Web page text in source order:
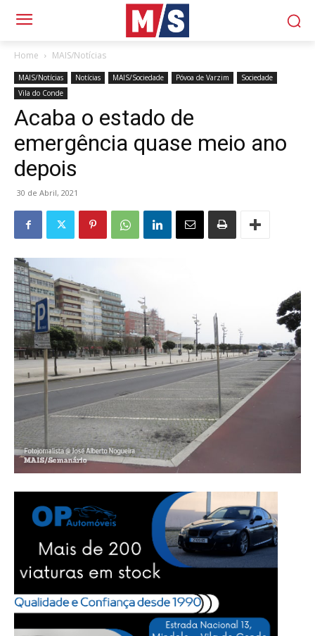
Home MAIS/Notícias
MAIS/Notícias Notícias MAIS/Sociedade Póvoa de Varzim
Sociedade
Vila do Conde
Acaba o estado de
emergência quase meio ano
depois
30 de Abril, 2021